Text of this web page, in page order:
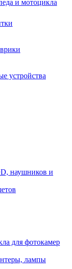
и мотоцикла
устройства
наушников и
для фотокамер
лампы